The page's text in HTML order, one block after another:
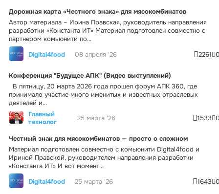
Дорожная карта «Честного знака» для мясокомбинатов
Автор материала – Ирина Правская, руководитель направления
разработки «Константа ИТ» Материал подготовлен совместно с
партнером комьюнити по...
Digital4food
08 апреля '26 2261
Конференция "Будущее АПК" (Видео выступлений)
В пятницу, 20 марта 2026 года прошел форум АПК 360, где
принимало участие много именитых и известных отраслевых
деятелей и...
Главный
технолог
25 марта '26 1533
Честный знак для мясокомбинатов — просто о сложном
Материал подготовлен совместно с комьюнити Digital4food и
Ириной Правской, руководителем направления разработки
«Константа ИТ» И вот момент...
Digital4food
25 марта '26 1643